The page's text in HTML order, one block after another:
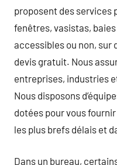
proposent des services
fenêtres, vasistas,
accessibles ou non, sur
devis gratuit. Nous
entreprises, industries
Nous disposons
dotées pour vous
les plus brefs délais et
Dans un bureau,